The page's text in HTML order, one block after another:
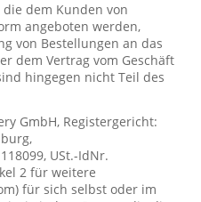
dem Kunden von
angeboten werden,
von Bestellungen an das
dem Vertrag vom Geschäft
hingegen nicht Teil des
GmbH, Registergericht:
USt.-IdNr.
2 für weitere
für sich selbst oder im